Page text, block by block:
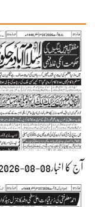
آج کا اخبار08-08-2026